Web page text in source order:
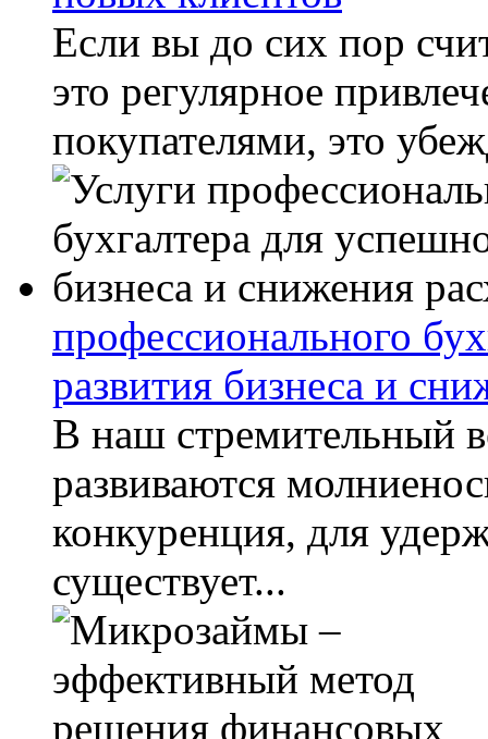
Если вы до сих пор
это регулярное
покупателями, это
профессионального
развития бизнеса и
В наш стремительный
развиваются
конкуренция, для
существует...